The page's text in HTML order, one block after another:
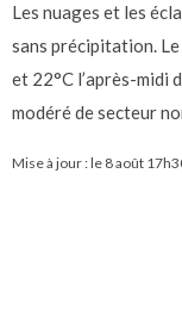
Les nuages et les
sans précipitation.
et 22°C l’après-midi
modéré de secteur
Mise à jour : le 8 août